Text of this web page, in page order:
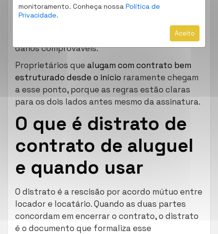
monitoramento. Conheça nossa Política de
Privacidade.
Aceito
responsabilizado por indenizar o inquilino pelos
prejuízos causados: custos de mudança,
diferença de aluguel no novo imóvel e outros
danos comprováveis.
Proprietários que alugam com contrato bem
estruturado desde o início raramente chegam
a esse ponto, porque as regras estão claras
para os dois lados antes mesmo da assinatura.
O que é distrato de
contrato de aluguel
e quando usar
O distrato é a rescisão por acordo mútuo entre
locador e locatário. Quando as duas partes
concordam em encerrar o contrato, o distrato
é o documento que formaliza esse